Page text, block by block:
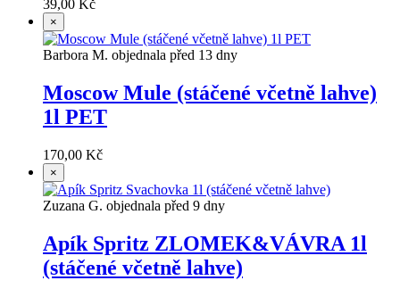
39,00 Kč
×
Barbora M. objednala před 13 dny
Moscow Mule (stáčené včetně lahve)
1l PET
170,00 Kč
×
Zuzana G. objednala před 9 dny
Apík Spritz ZLOMEK&VÁVRA 1l
(stáčené včetně lahve)